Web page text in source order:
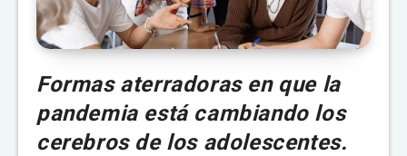
Formas aterradoras en que la
pandemia está cambiando los
cerebros de los adolescentes.